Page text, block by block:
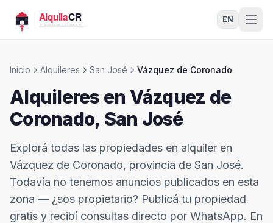
EN
Inicio Alquileres San José Vázquez de Coronado
Alquileres en Vázquez de
Coronado, San José
Explorá todas las propiedades en alquiler en
Vázquez de Coronado, provincia de San José.
Todavía no tenemos anuncios publicados en esta
zona — ¿sos propietario? Publicá tu propiedad
gratis y recibí consultas directo por WhatsApp. En